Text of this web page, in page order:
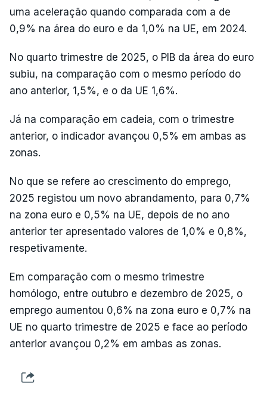
uma aceleração quando comparada com a de
0,9% na área do euro e da 1,0% na UE, em 2024.
No quarto trimestre de 2025, o PIB da área do euro
subiu, na comparação com o mesmo período do
ano anterior, 1,5%, e o da UE 1,6%.
Já na comparação em cadeia, com o trimestre
anterior, o indicador avançou 0,5% em ambas as
zonas.
No que se refere ao crescimento do emprego,
2025 registou um novo abrandamento, para 0,7%
na zona euro e 0,5% na UE, depois de no ano
anterior ter apresentado valores de 1,0% e 0,8%,
respetivamente.
Em comparação com o mesmo trimestre
homólogo, entre outubro e dezembro de 2025, o
emprego aumentou 0,6% na zona euro e 0,7% na
UE no quarto trimestre de 2025 e face ao período
anterior avançou 0,2% em ambas as zonas.